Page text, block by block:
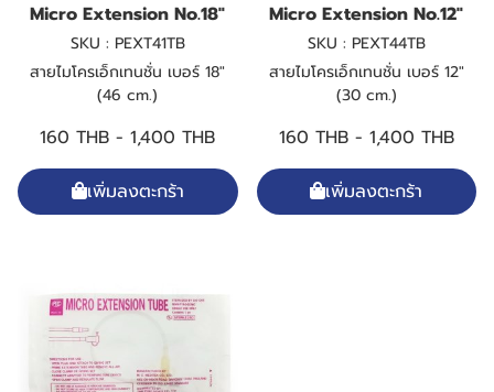
Micro Extension No.18"
SKU : PEXT41TB
สายไมโครเอ็กเทนชั่น เบอร์ 18"
(46 cm.)
160 THB -1,400 THB
เพิ่มลงตะกร้า
Micro Extension No.12"
SKU : PEXT44TB
สายไมโครเอ็กเทนชั่น เบอร์ 12"
(30 cm.)
160 THB- 1,400 THB
เพิ่มลงตะกร้า